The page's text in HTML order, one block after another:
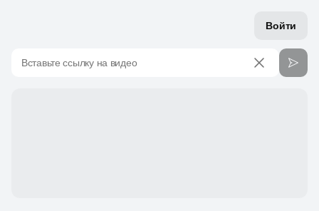
Войти
Вставьте ссылку на видео